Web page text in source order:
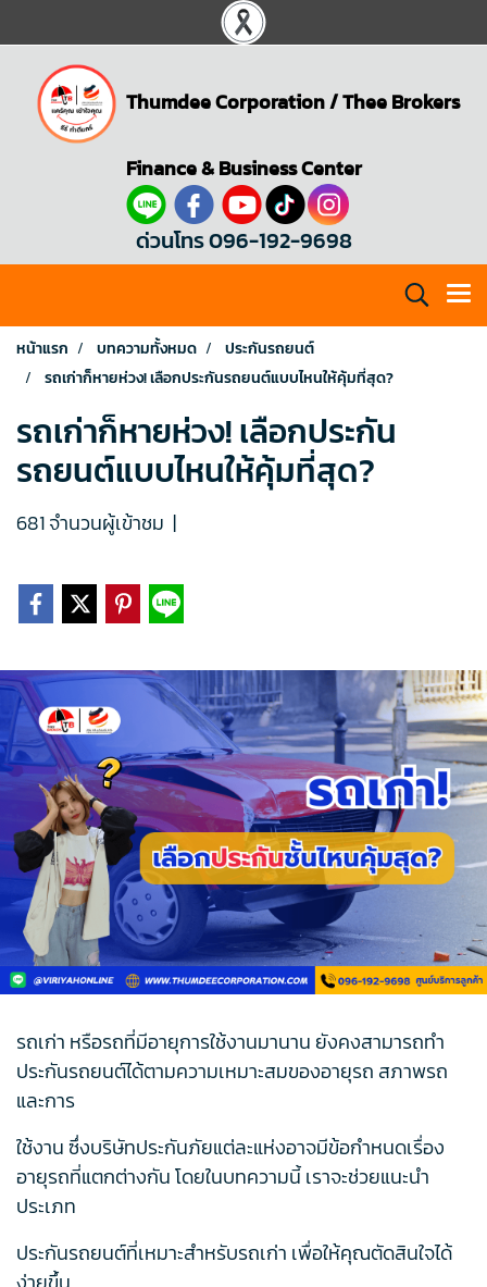
Thumdee Corporation/Thee Brokers
Finance & Business Center
ด่วนโทร 096-192-9698
หน้าแรก บทความทั้งหมด
ประกันรถยนต์
รถเก่าก็หายห่วง! เลือกประกันรถยนต์แบบไหนให้คุ้มที่สุด?
รถเก่าก็หายห่วง! เลือกประกัน
รถยนต์แบบไหนให้คุ้มที่สุด?
681 จำนวนผู้เข้าชม |
รถเก่า หรือรถที่มีอายุการใช้งานมานาน ยังคงสามารถทำ
ประกันรถยนต์ได้ตามความเหมาะสมของอายุรถ สภาพรถ
และการ
ใช้งาน ซึ่งบริษัทประกันภัยแต่ละแห่งอาจมีข้อกำหนดเรื่อง
อายุรถที่แตกต่างกัน โดยในบทความนี้ เราจะช่วยแนะนำ
ประเภท
ประกันรถยนต์ที่เหมาะสำหรับรถเก่า เพื่อให้คุณตัดสินใจได้